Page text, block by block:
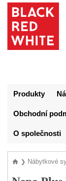
Produkty
Obchodní
O společnosti
❯ Nábytkové